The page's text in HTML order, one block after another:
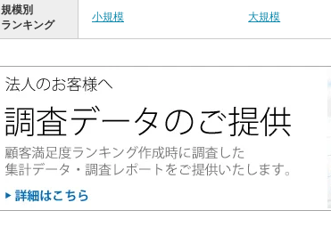
規模別
ランキング
小規模 大規模